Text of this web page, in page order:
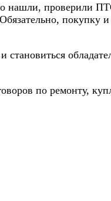
нашли, проверили
по ремонту,